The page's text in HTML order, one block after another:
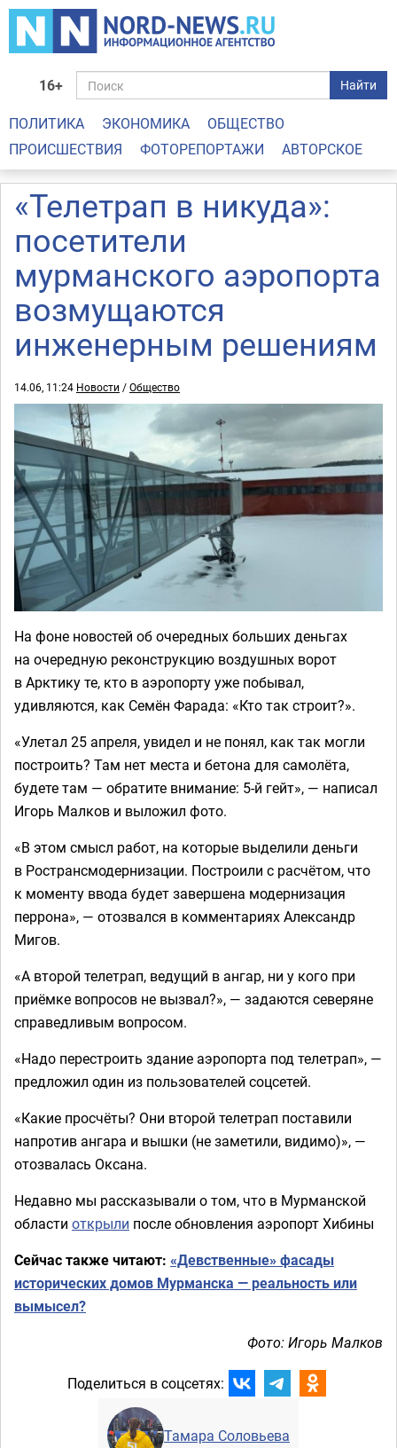
16+ Найти
ПОЛИТИКА ЭКОНОМИКА
ОБЩЕСТВО
ПРОИСШЕСТВИЯ
ФОТОРЕПОРТАЖИ АВТОРСКОЕ
«Телетрап в никуда»:
посетители
мурманского аэропорта
возмущаются
инженерным решениям
14.06, 11:24 Новости /Общество
На фоне новостей об очередных больших деньгах
на очередную реконструкцию воздушных ворот
в Арктику те, кто в аэропорту уже побывал,
удивляются, как Семён Фарада: «Кто так строит?».
«Улетал 25 апреля, увидел и не понял, как так могли
построить? Там нет места и бетона для самолёта,
будете там — обратите внимание: 5-й гейт», — написал
Игорь Малков и выложил фото.
«В этом смысл работ, на которые выделили деньги
в Ространсмодернизации. Построили с расчётом, что
к моменту ввода будет завершена модернизация
перрона», — отозвался в комментариях Александр
Мигов.
«А второй телетрап, ведущий в ангар, ни у кого при
приёмке вопросов не вызвал?», — задаются северяне
справедливым вопросом.
«Надо перестроить здание аэропорта под телетрап», —
предложил один из пользователей соцсетей.
«Какие просчёты? Они второй телетрап поставили
напротив ангара и вышки (не заметили, видимо)», —
отозвалась Оксана.
Недавно мы рассказывали о том, что в Мурманской
области открыли после обновления аэропорт Хибины
Сейчас также читают: «Девственные» фасады
исторических домов Мурманска — реальность или
вымысел?
Фото: Игорь Малков
Поделиться в соцсетях:
Тамара Соловьева